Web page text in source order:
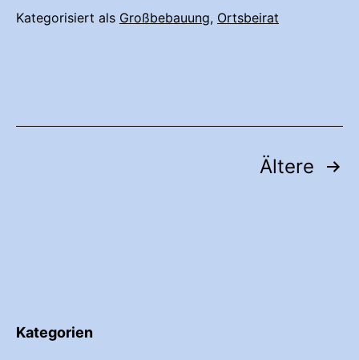
Kategorisiert als Großbebauung, Ortsbeirat
Seitennummerierung
Ältere
Kategorien